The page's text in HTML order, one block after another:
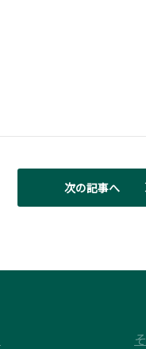
次の記事へ